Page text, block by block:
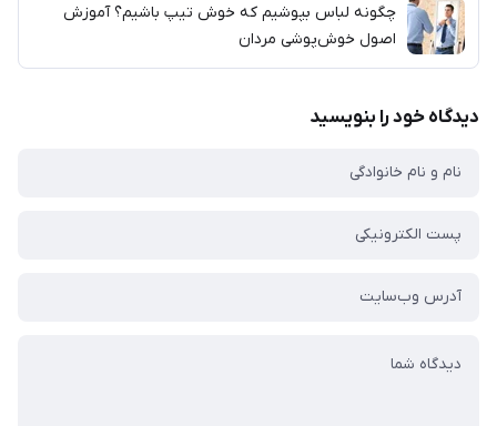
چگونه لباس بپوشیم که خوش تیپ باشیم؟ آموزش
اصول خوش‌پوشی مردان
دیدگاه خود را بنویسید